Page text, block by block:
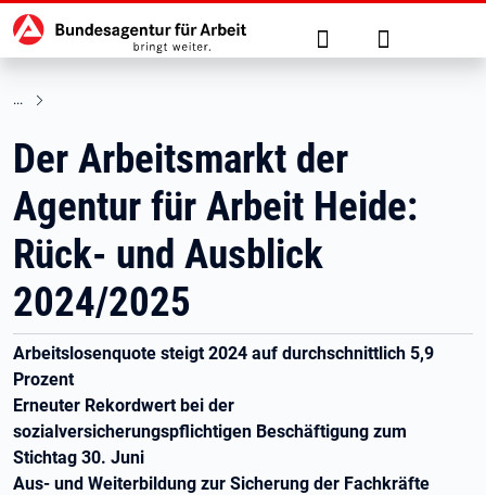
zu den Hauptinhalten springen
Hauptnavigation Suche Anmelden
Der Arbeitsmarkt der
Agentur für Arbeit Heide:
Rück- und Ausblick
2024/2025
Arbeitslosenquote steigt 2024 auf durchschnittlich 5,9
Prozent
Erneuter Rekordwert bei der
sozialversicherungspflichtigen Beschäftigung zum
Stichtag 30. Juni
Aus- und Weiterbildung zur Sicherung der Fachkräfte